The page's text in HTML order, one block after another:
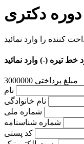
دکتری
کننده را وارد نمائید
مبلغ پرداختی 3000000
نام
نام خانوادگی
شماره ملی
شماره شناسنامه
کد پستی